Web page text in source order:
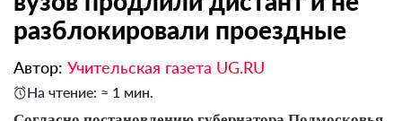
разблокировали проездные
Автор: Учительская газета UG.RU
На чтение: ≈ 1 мин.